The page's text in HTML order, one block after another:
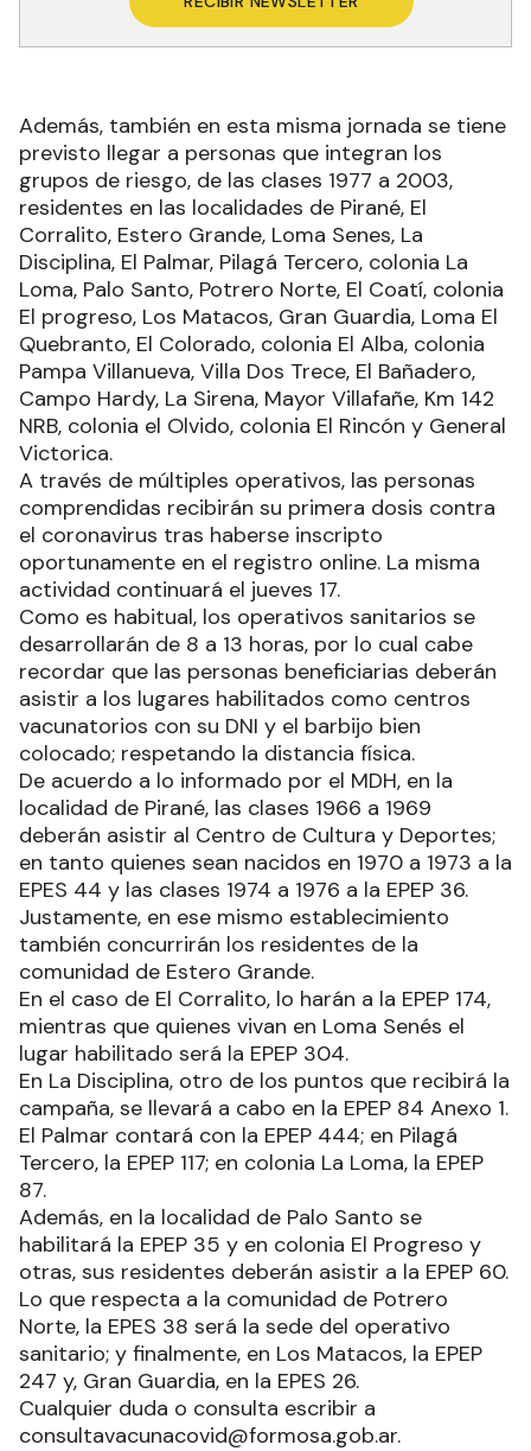
Además, también en esta misma jornada se tiene
previsto llegar a personas que integran los
grupos de riesgo, de las clases 1977 a 2003,
residentes en las localidades de Pirané, El
Corralito, Estero Grande, Loma Senes, La
Disciplina, El Palmar, Pilagá Tercero, colonia La
Loma, Palo Santo, Potrero Norte, El Coatí, colonia
El progreso, Los Matacos, Gran Guardia, Loma El
Quebranto, El Colorado, colonia El Alba, colonia
Pampa Villanueva, Villa Dos Trece, El Bañadero,
Campo Hardy, La Sirena, Mayor Villafañe, Km 142
NRB, colonia el Olvido, colonia El Rincón y General
Victorica.
A través de múltiples operativos, las personas
comprendidas recibirán su primera dosis contra
el coronavirus tras haberse inscripto
oportunamente en el registro online. La misma
actividad continuará el jueves 17.
Como es habitual, los operativos sanitarios se
desarrollarán de 8 a 13 horas, por lo cual cabe
recordar que las personas beneficiarias deberán
asistir a los lugares habilitados como centros
vacunatorios con su DNI y el barbijo bien
colocado; respetando la distancia física.
De acuerdo a lo informado por el MDH, en la
localidad de Pirané, las clases 1966 a 1969
deberán asistir al Centro de Cultura y Deportes;
en tanto quienes sean nacidos en 1970 a 1973 a la
EPES 44 y las clases 1974 a 1976 a la EPEP 36.
Justamente, en ese mismo establecimiento
también concurrirán los residentes de la
comunidad de Estero Grande.
En el caso de El Corralito, lo harán a la EPEP 174,
mientras que quienes vivan en Loma Senés el
lugar habilitado será la EPEP 304.
En La Disciplina, otro de los puntos que recibirá la
campaña, se llevará a cabo en la EPEP 84 Anexo 1.
El Palmar contará con la EPEP 444; en Pilagá
Tercero, la EPEP 117; en colonia La Loma, la EPEP
87.
Además, en la localidad de Palo Santo se
habilitará la EPEP 35 y en colonia El Progreso y
otras, sus residentes deberán asistir a la EPEP 60.
Lo que respecta a la comunidad de Potrero
Norte, la EPES 38 será la sede del operativo
sanitario; y finalmente, en Los Matacos, la EPEP
247 y, Gran Guardia, en la EPES 26.
Cualquier duda o consulta escribir a
consultavacunacovid@formosa.gob.ar.